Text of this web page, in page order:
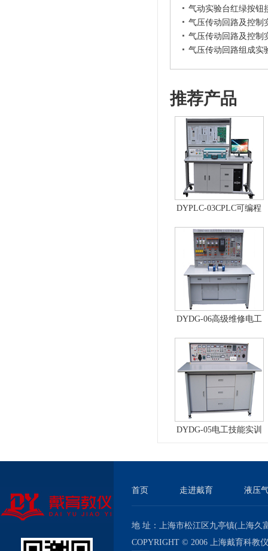
气动实验台红绿按钮
气压传动回路及控制
气压传动回路及控制
气压传动回路组成实
推荐产品
DYPLC-03CPLC可编程
统、自动控制原理综合
实验台
DYDG-06高级维修电工
型）
DYDG-05电工技能实训
首页 走进戴育 液压
地 址：上海市松江区九亭镇(上海
COPYRIGHT © 2006 上海戴育科